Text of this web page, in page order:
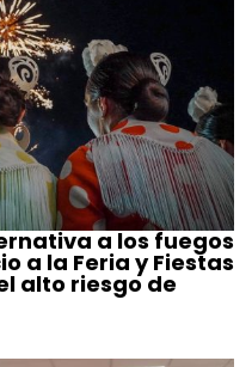
a los fuegos
a la Feria y Fiestas
alto riesgo de